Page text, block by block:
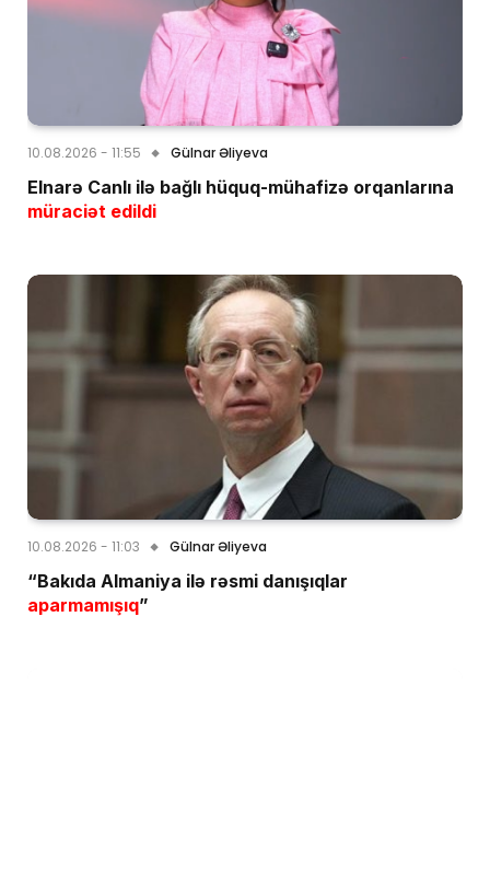
10.08.2026 - 11:55 Gülnar Əliyeva
Elnarə Canlı ilə bağlı hüquq-mühafizə orqanlarına
müraciət edildi
10.08.2026 - 11:03 Gülnar Əliyeva
“Bakıda Almaniya ilə rəsmi danışıqlar
aparmamışıq”